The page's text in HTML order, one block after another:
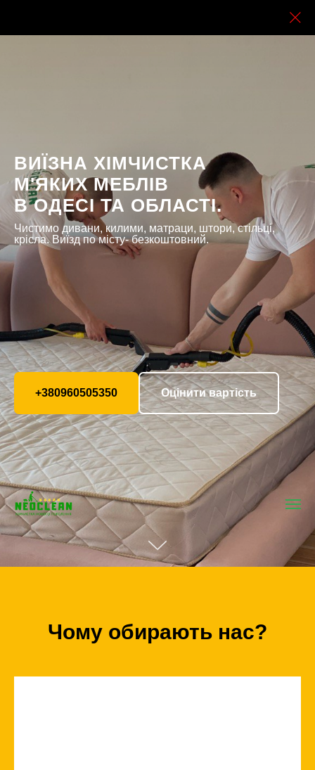
ВИЇЗНА ХІМЧИСТКА
М'ЯКИХ МЕБЛІВ
В ОДЕСІ ТА ОБЛАСТІ.
Чистимо дивани, килими, матраци, штори, стільці,
крісла. Виїзд по місту- безкоштовний.
+380960505350 Оцінити вартість
Чому обирають нас?